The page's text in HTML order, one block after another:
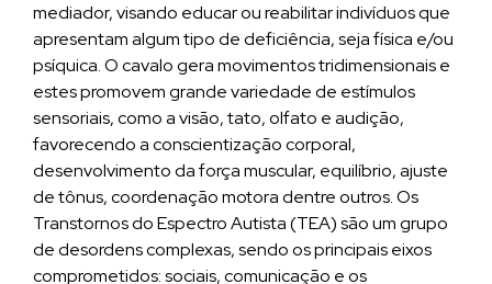
mediador, visando educar ou reabilitar indivíduos que
apresentam algum tipo de deficiência, seja física e/ou
psíquica. O cavalo gera movimentos tridimensionais e
estes promovem grande variedade de estímulos
sensoriais, como a visão, tato, olfato e audição,
favorecendo a conscientização corporal,
desenvolvimento da força muscular, equilíbrio, ajuste
de tônus, coordenação motora dentre outros. Os
Transtornos do Espectro Autista (TEA) são um grupo
de desordens complexas, sendo os principais eixos
comprometidos: sociais, comunicação e os